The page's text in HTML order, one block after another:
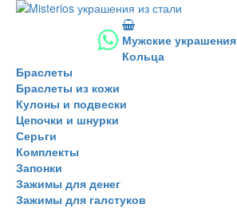
Мужские украшения
Кольца
Браслеты
Браслеты из кожи
Кулоны и подвески
Цепочки и шнурки
Серьги
Комплекты
Запонки
Зажимы для денег
Зажимы для галстуков